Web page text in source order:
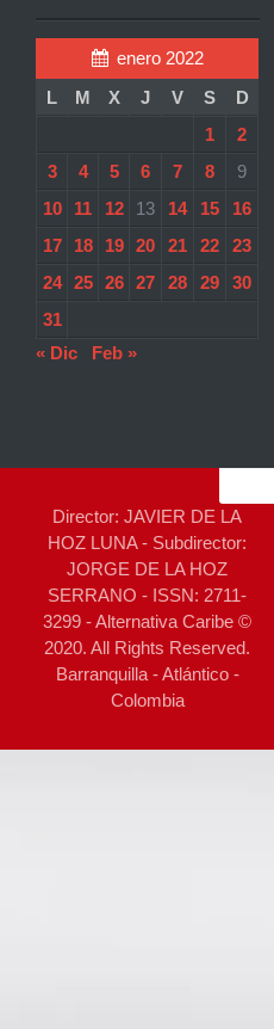
enero 2022
L
M X J V S
D
1
2
3
4 5 6 7 8
9
10
11 12 13 14 15
16
17
18 19 20 21 22
23
24
25 26 27 28 29
30
31
« Dic
Feb »
Director: JAVIER DE LA
HOZ LUNA - Subdirector:
JORGE DE LA HOZ
SERRANO - ISSN: 2711-
3299 - Alternativa Caribe ©
2020. All Rights Reserved.
Barranquilla - Atlántico -
Colombia